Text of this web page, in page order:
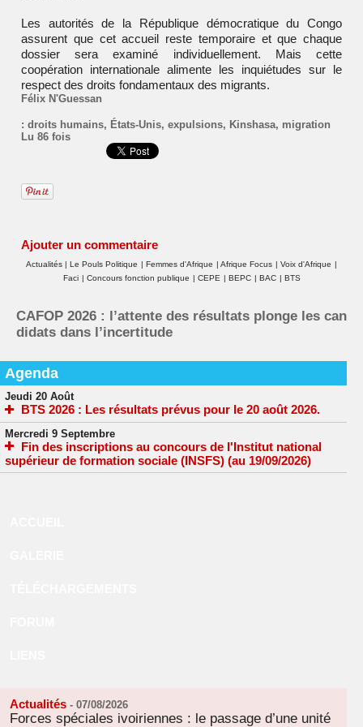
Les autorités de la République démocratique du Congo
assurent que cet accueil reste temporaire et que chaque
dossier sera examiné individuellement. Mais cette
coopération internationale alimente les inquiétudes sur le
respect des droits fondamentaux des migrants.
Félix N'Guessan
: droits humains, États-Unis, expulsions, Kinshasa, migration
Lu 86 fois
Ajouter un commentaire
Actualités | Le Pouls Politique | Femmes d'Afrique | Afrique Focus | Voix d'Afrique |
Faci | Concours fonction publique | CEPE | BEPC | BAC | BTS
CAFOP 2026 : l’attente des résultats plonge les can
didats dans l’incertitude
Agenda
Jeudi 20 Août
BTS 2026 : Les résultats prévus pour le 20 août 2026.
Mercredi 9 Septembre
Fin des inscriptions au concours de l'Institut national
supérieur de formation sociale (INSFS) (au 19/09/2026)
Actualités - 07/08/2026
Forces spéciales ivoiriennes : le passage d’une unité